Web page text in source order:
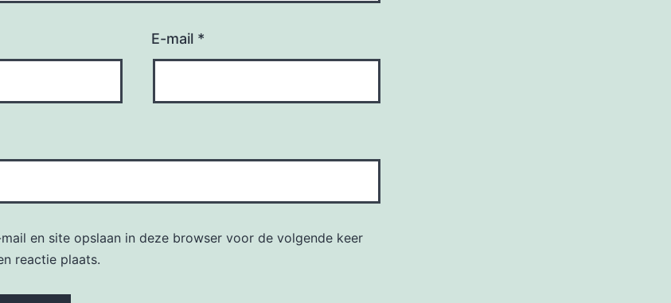
E-mail *
en site opslaan in deze browser voor de volgende keer
reactie plaats.